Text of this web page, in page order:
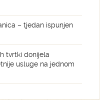
– tjedan ispunjen
tvrtki donijela
usluge na jednom